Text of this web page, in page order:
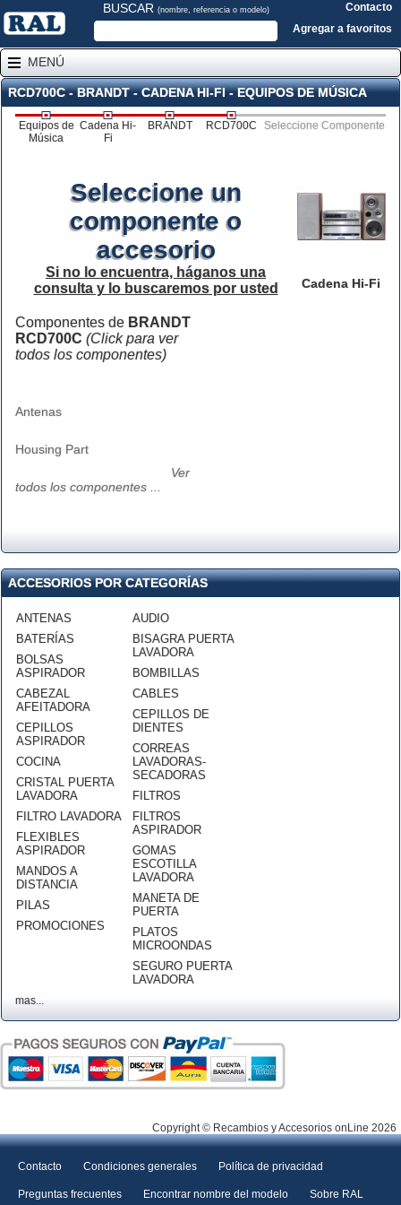
BUSCAR (nombre, referencia o modelo)
Contacto
Agregar a favoritos
MENÚ
RCD700C - BRANDT - CADENA HI-FI - EQUIPOS DE MÚSICA
Equipos de
Música
Cadena Hi-
Fi
BRANDT RCD700C Seleccione Componente
Cadena Hi-Fi
Seleccione un
componente o
accesorio
Si no lo encuentra, háganos una
consulta y lo buscaremos por usted
Componentes de BRANDT
RCD700C (Click para ver
todos los componentes)
Antenas
Housing Part
Ver
todos los componentes ...
ACCESORIOS POR CATEGORÍAS
ANTENAS
BATERÍAS
BOLSAS
ASPIRADOR
CABEZAL
AFEITADORA
CEPILLOS
ASPIRADOR
COCINA
CRISTAL PUERTA
LAVADORA
FILTRO LAVADORA
FLEXIBLES
ASPIRADOR
MANDOS A
DISTANCIA
PILAS
PROMOCIONES
AUDIO
BISAGRA PUERTA
LAVADORA
BOMBILLAS
CABLES
CEPILLOS DE
DIENTES
CORREAS
LAVADORAS-
SECADORAS
FILTROS
FILTROS
ASPIRADOR
GOMAS
ESCOTILLA
LAVADORA
MANETA DE
PUERTA
PLATOS
MICROONDAS
SEGURO PUERTA
LAVADORA
mas...
Copyright © Recambios y Accesorios onLine 2026
Contacto Condiciones generales Política de privacidad
Preguntas frecuentes Encontrar nombre del modelo Sobre RAL